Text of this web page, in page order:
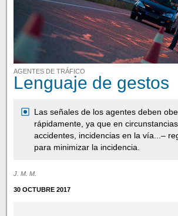
AGENTES DE TRÁFICO
Lenguaje de gestos
Las señales de los agentes deben
rápidamente, ya que en
accidentes, incidencias en la vía...–
para minimizar la incidencia.
J. M. M.
30 OCTUBRE 2017